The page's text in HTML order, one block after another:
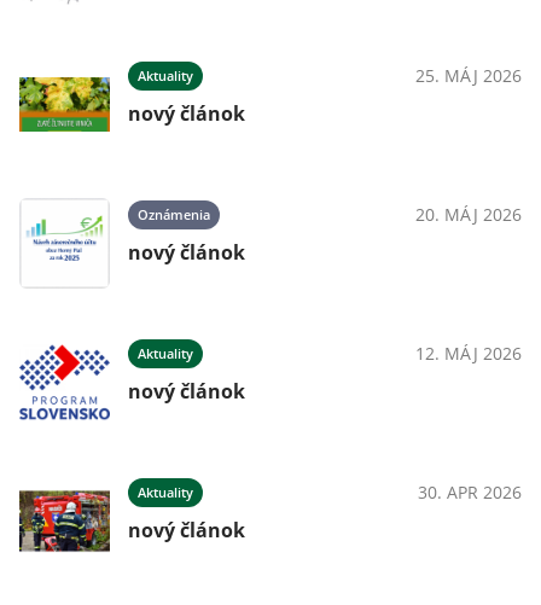
Aktuality 25. MÁJ 2026
nový článok
Oznámenia 20. MÁJ 2026
nový článok
Aktuality 12. MÁJ 2026
nový článok
Aktuality 30. APR 2026
nový článok